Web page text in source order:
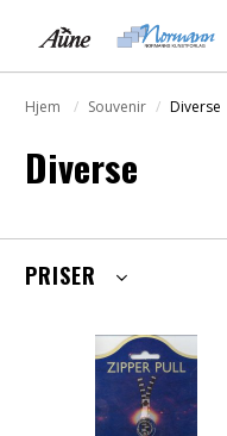
Hjem Souvenir Diverse
Diverse
PRISER